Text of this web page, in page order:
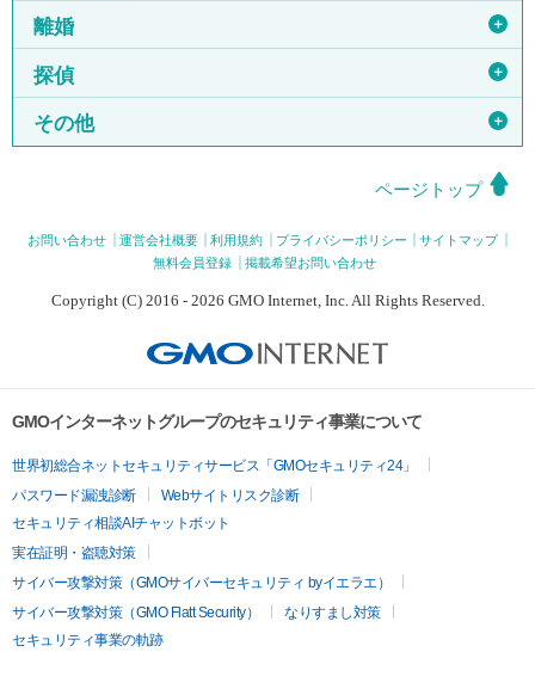
離婚 ＋
探偵 ＋
その他 ＋
ページトップ
お問い合わせ 運営会社概要 利用規約 プライバシーポリシー
サイトマップ
無料会員登録
掲載希望お問い合わせ
Copyright (C) 2016 - 2026 GMO Internet, Inc. All Rights Reserved.
GMOインターネットグループのセキュリティ事業について
世界初総合ネットセキュリティサービス「GMOセキュリティ24」
パスワード漏洩診断
Webサイトリスク診断
セキュリティ相談AIチャットボット
実在証明・盗聴対策
サイバー攻撃対策（GMOサイバーセキュリティ byイエラエ）
サイバー攻撃対策（GMO Flatt Security）
なりすまし対策
セキュリティ事業の軌跡